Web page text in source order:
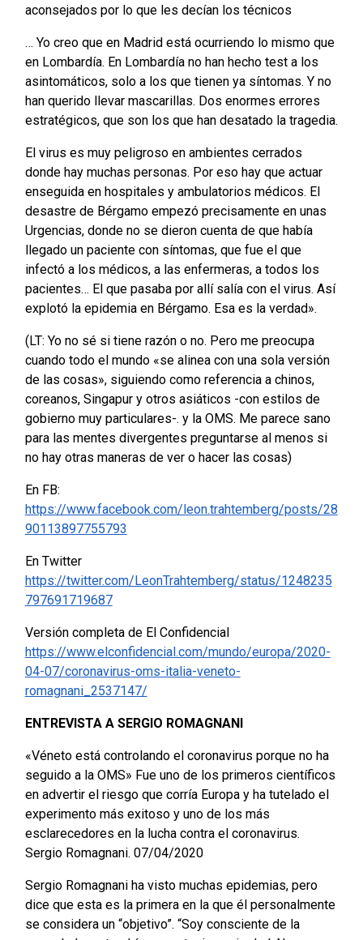
aconsejados por lo que les decían los técnicos
… Yo creo que en Madrid está ocurriendo lo mismo que
en Lombardía. En Lombardía no han hecho test a los
asintomáticos, solo a los que tienen ya síntomas. Y no
han querido llevar mascarillas. Dos enormes errores
estratégicos, que son los que han desatado la tragedia.
El virus es muy peligroso en ambientes cerrados
donde hay muchas personas. Por eso hay que actuar
enseguida en hospitales y ambulatorios médicos. El
desastre de Bérgamo empezó precisamente en unas
Urgencias, donde no se dieron cuenta de que había
llegado un paciente con síntomas, que fue el que
infectó a los médicos, a las enfermeras, a todos los
pacientes… El que pasaba por allí salía con el virus. Así
explotó la epidemia en Bérgamo. Esa es la verdad».
(LT: Yo no sé si tiene razón o no. Pero me preocupa
cuando todo el mundo «se alinea con una sola versión
de las cosas», siguiendo como referencia a chinos,
coreanos, Singapur y otros asiáticos -con estilos de
gobierno muy particulares-. y la OMS. Me parece sano
para las mentes divergentes preguntarse al menos si
no hay otras maneras de ver o hacer las cosas)
En FB:
https://www.facebook.com/leon.trahtemberg/posts/28
90113897755793
En Twitter
https://twitter.com/LeonTrahtemberg/status/1248235
797691719687
Versión completa de El Confidencial
https://www.elconfidencial.com/mundo/europa/2020-
04-07/coronavirus-oms-italia-veneto-
romagnani_2537147/
ENTREVISTA A SERGIO ROMAGNANI
«Véneto está controlando el coronavirus porque no ha
seguido a la OMS» Fue uno de los primeros científicos
en advertir el riesgo que corría Europa y ha tutelado el
experimento más exitoso y uno de los más
esclarecedores en la lucha contra el coronavirus.
Sergio Romagnani. 07/04/2020
Sergio Romagnani ha visto muchas epidemias, pero
dice que esta es la primera en la que él personalmente
se considera un “objetivo”. “Soy consciente de la